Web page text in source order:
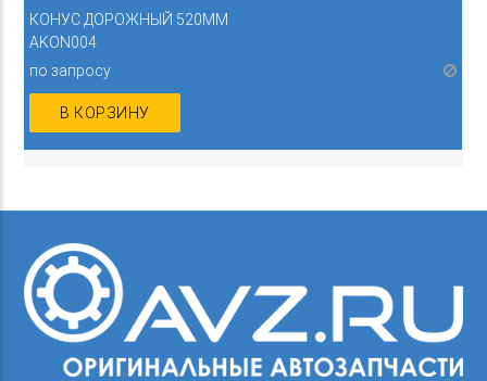
КОНУС ДОРОЖНЫЙ 520ММ
AKON004
по запросу
В КОРЗИНУ